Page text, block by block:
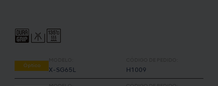
Óptico
X-SG65L H1009